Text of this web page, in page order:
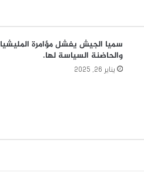
سميا الجيش يفشل مؤامرة المليشيا
والحاضنة السياسة لها.
يناير 26, 2025